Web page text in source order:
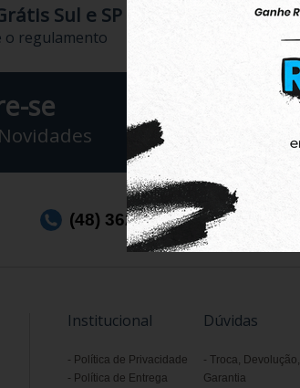
Sul e SP
o regulamento
se
(48) 3623-1991
Institucional
Política de Privacidade
Política de Entrega
Dúvidas
Troca, Devolução,
Garantia